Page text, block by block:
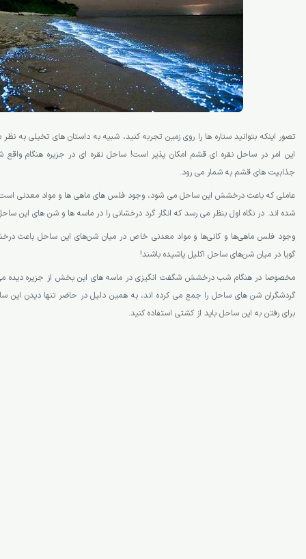
تصور اینکه بتوانید ستاره ها را روی زمین تجربه کنید، شبیه به داستان های تخیلی به
این امر در ساحل نقره ای قشم امکان پذیر است! ساحل نقره ای در جزیره هنگام واقع
جذابیت های قشم به شمار می رود.
عاملی که باعث درخشش این ساحل می شود، وجود فلس های ماهی ها و مواد معدنی
شده اند. در نگاه اول بنظر می رسد که انگار گرد درخشانی را در ماسه ها و شن های این
وجود فلس‌ ماهی‌ها و کانی‌ها و مواد معدنی خاص در میان شن‌های این ساحل باعث
گویا در میان شن‌های ساحل اکلیل پاشیده باشند!
مخصوصا در هنگام شب درخشش شگفت انگیزی در ماسه های این بخش از جزیره دیده
گردشگران شن های ساحل را جمع می کرده اند، به همین دلیل در حاضر تنها دیدن این
برای رفتن به این ساحل باید از کشتی استفاده کنید.